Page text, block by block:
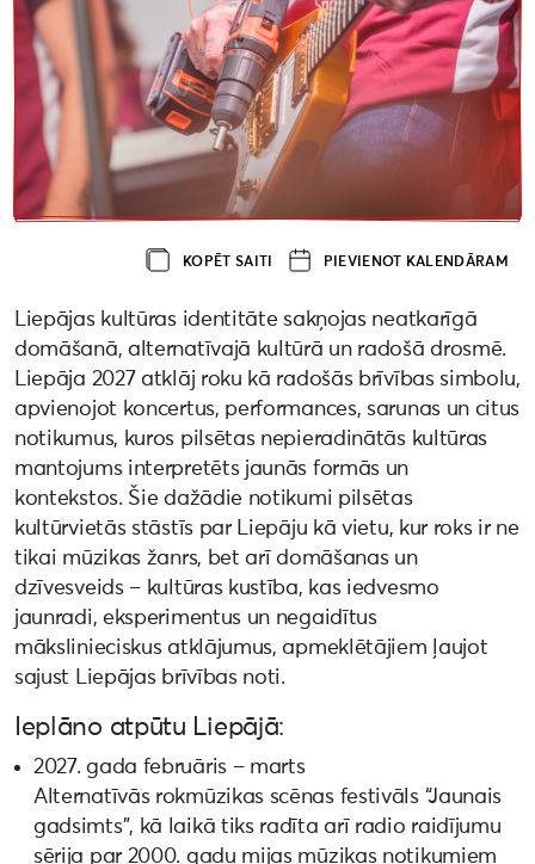
KOPĒT SAITI PIEVIENOT KALENDĀRAM
Liepājas kultūras identitāte sakņojas neatkarīgā
domāšanā, alternatīvajā kultūrā un radošā drosmē.
Liepāja 2027 atklāj roku kā radošās brīvības simbolu,
apvienojot koncertus, performances, sarunas un citus
notikumus, kuros pilsētas nepieradinātās kultūras
mantojums interpretēts jaunās formās un
kontekstos. Šie dažādie notikumi pilsētas
kultūrvietās stāstīs par Liepāju kā vietu, kur roks ir ne
tikai mūzikas žanrs, bet arī domāšanas un
dzīvesveids – kultūras kustība, kas iedvesmo
jaunradi, eksperimentus un negaidītus
mākslinieciskus atklājumus, apmeklētājiem ļaujot
sajust Liepājas brīvības noti.
Ieplāno atpūtu Liepājā:
2027. gada februāris – marts
Alternatīvās rokmūzikas scēnas festivāls “Jaunais
gadsimts”, kā laikā tiks radīta arī radio raidījumu
sērija par 2000. gadu mijas mūzikas notikumiem